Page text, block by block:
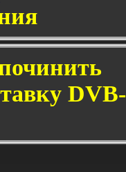
DVB-